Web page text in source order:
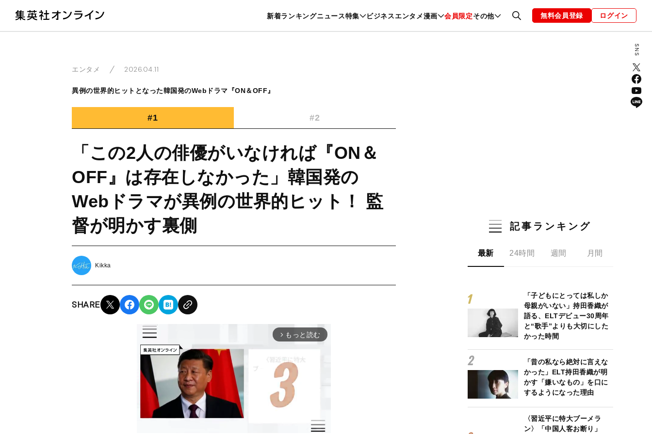
新着ランキングニュース特集 ビジネスエンタメ漫画 会員限定その他
暮らし スポーツ ヘルスケア 美容 グルメ ファッション 恋愛・結婚 編集部 お知らせ
無料会員登録 ログイン
エンタメ 2026.04.11
異例の世界的ヒットとなった韓国発のWebドラマ『ON＆OFF』
#1 #2
「この2人の俳優がいなければ『ON＆
OFF』は存在しなかった」韓国発の
Webドラマが異例の世界的ヒット！ 監
督が明かす裏側
Kikka
SHARE
arrow_forward_ios もっと読む
記事ランキング
最新 24時間 週間 月間
「子どもにとっては私しか
母親がいない」持田香織が
語る、ELTデビュー30周年
と“歌手”よりも大切にした
かった時間
「昔の私なら絶対に言えな
かった」ELT持田香織が明
かす「嫌いなもの」を口に
するようになった理由
〈習近平に特大ブーメラ
ン〉「中国人客お断り」